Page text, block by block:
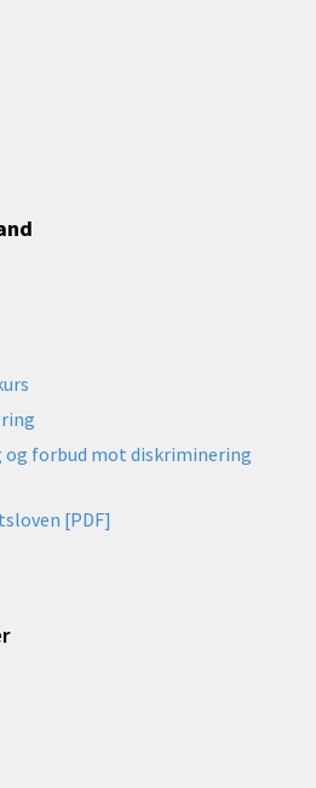
forbud mot diskriminering
[PDF]